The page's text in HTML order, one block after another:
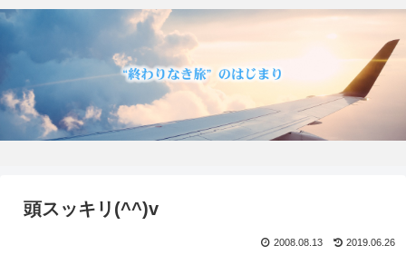
頭スッキリ(^^)v
2019.06.26
2008.08.13